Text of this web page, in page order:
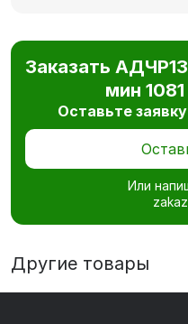
Заказать
мин
Оставьте
Или
Другие товары